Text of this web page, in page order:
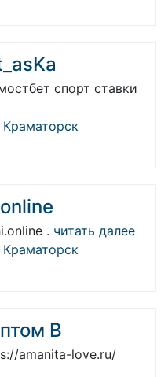
спорт ставки
Краматорск
. читать далее
Краматорск
В
amanita-love.ru/